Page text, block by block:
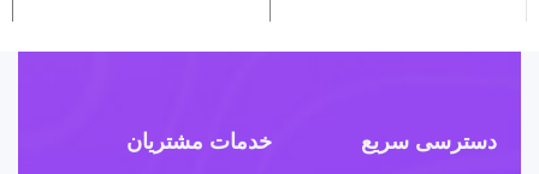
دسترسی سریع خدمات مشتریان